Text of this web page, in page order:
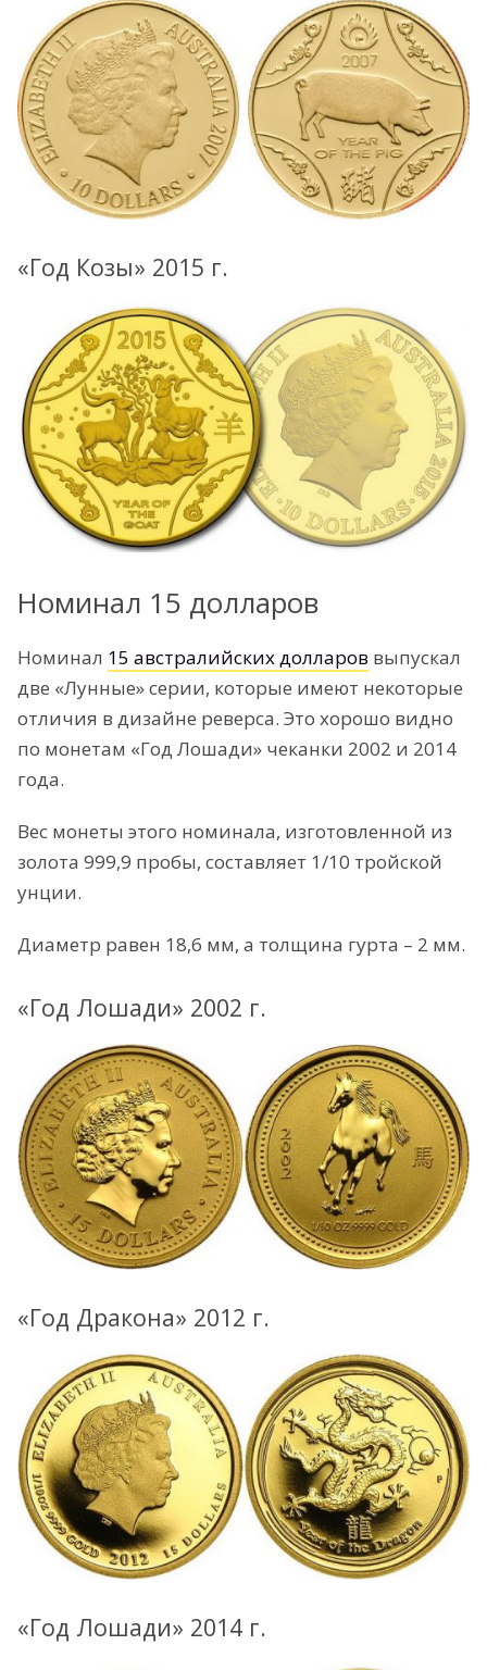
«Год Козы» 2015 г.
Номинал 15 долларов
Номинал 15 австралийских долларов выпускал
две «Лунные» серии, которые имеют некоторые
отличия в дизайне реверса. Это хорошо видно
по монетам «Год Лошади» чеканки 2002 и 2014
года.
Вес монеты этого номинала, изготовленной из
золота 999,9 пробы, составляет 1/10 тройской
унции.
Диаметр равен 18,6 мм, а толщина гурта – 2 мм.
«Год Лошади» 2002 г.
«Год Дракона» 2012 г.
«Год Лошади» 2014 г.